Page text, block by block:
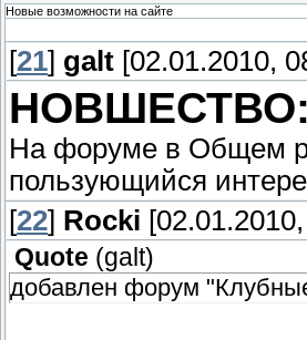
Новые возможности на сайте
[21] galt [02.01.2010,
НОВШЕСТВО:
На форуме в Общем
пользующийся
[22] Rocki
Quote (galt)
добавлен форум